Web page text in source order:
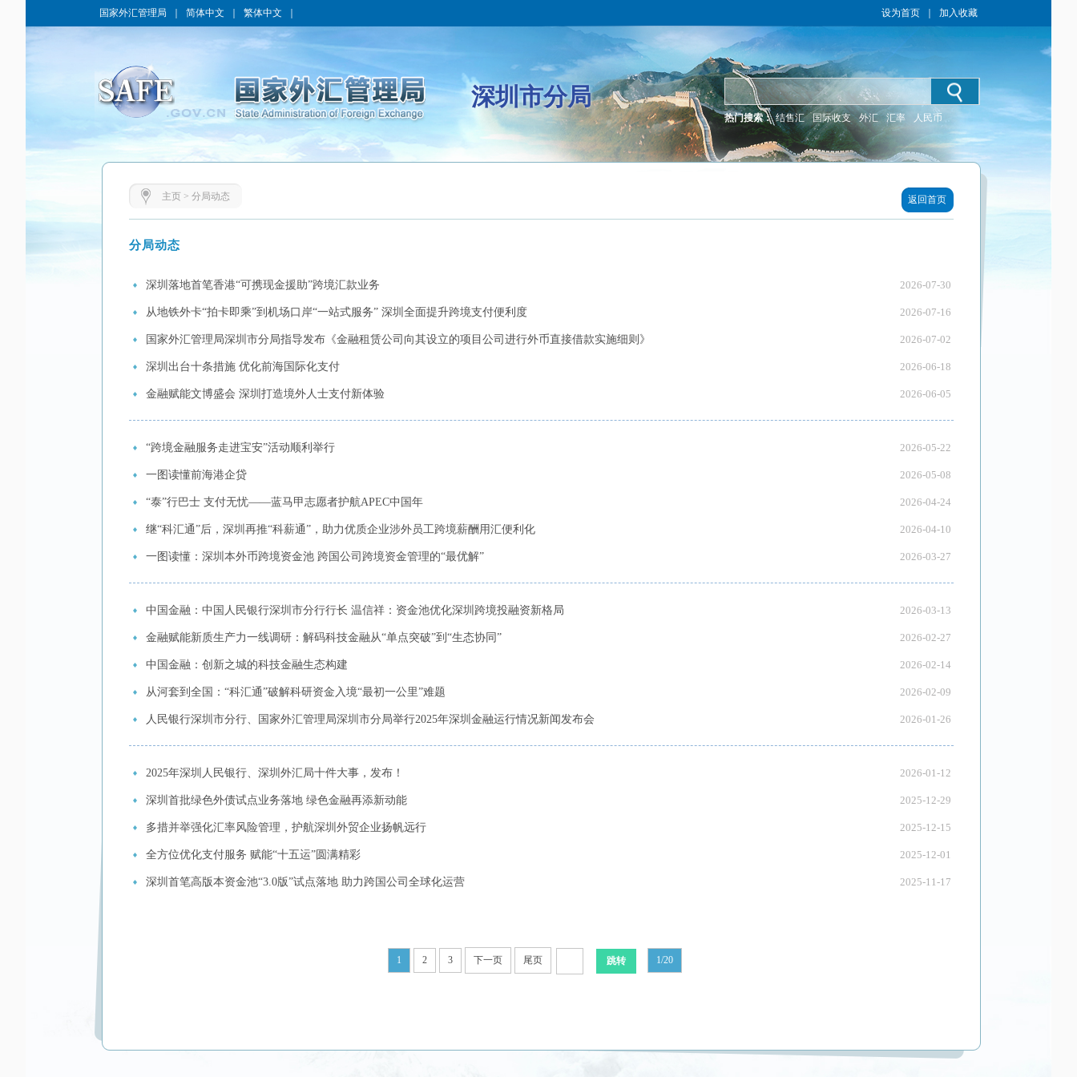
国家外汇管理局 简体中文 繁体中文 设为首页 加入收藏
深圳市分局
热门搜索： 结售汇 国际收支 外汇 汇率 人民币
主页> 分局动态 返回首页
分局动态
深圳落地首笔香港“可携现金援助”跨境汇款业务 2026-07-30
从地铁外卡“拍卡即乘”到机场口岸“一站式服务” 深圳全面提升跨境支付便利度 2026-07-16
国家外汇管理局深圳市分局指导发布《金融租赁公司向其设立的项目公司进行外币直接借款实施细则》 2026-07-02
深圳出台十条措施 优化前海国际化支付 2026-06-18
金融赋能文博盛会 深圳打造境外人士支付新体验 2026-06-05
“跨境金融服务走进宝安”活动顺利举行 2026-05-22
一图读懂前海港企贷 2026-05-08
“泰”行巴士 支付无忧——蓝马甲志愿者护航APEC中国年 2026-04-24
继“科汇通”后，深圳再推“科薪通”，助力优质企业涉外员工跨境薪酬用汇便利化 2026-04-10
一图读懂：深圳本外币跨境资金池 跨国公司跨境资金管理的“最优解” 2026-03-27
中国金融：中国人民银行深圳市分行行长 温信祥：资金池优化深圳跨境投融资新格局 2026-03-13
金融赋能新质生产力一线调研：解码科技金融从“单点突破”到“生态协同” 2026-02-27
中国金融：创新之城的科技金融生态构建 2026-02-14
从河套到全国：“科汇通”破解科研资金入境“最初一公里”难题 2026-02-09
人民银行深圳市分行、国家外汇管理局深圳市分局举行2025年深圳金融运行情况新闻发布会 2026-01-26
2025年深圳人民银行、深圳外汇局十件大事，发布！ 2026-01-12
深圳首批绿色外债试点业务落地 绿色金融再添新动能 2025-12-29
多措并举强化汇率风险管理，护航深圳外贸企业扬帆远行 2025-12-15
全方位优化支付服务 赋能“十五运”圆满精彩 2025-12-01
深圳首笔高版本资金池“3.0版”试点落地 助力跨国公司全球化运营 2025-11-17
1 2 3 下一页 尾页 1/20